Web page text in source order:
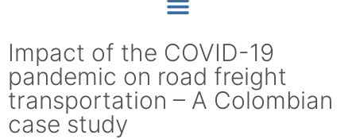
Impact of the COVID-19
pandemic on road freight
transportation – A Colombian
case study